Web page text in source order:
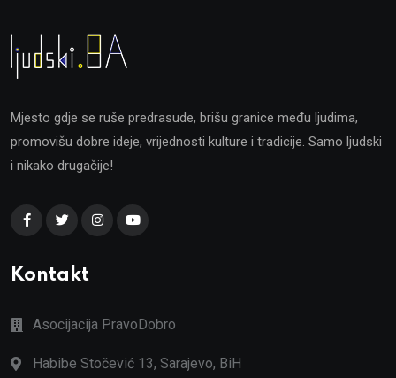
Mjesto gdje se ruše predrasude, brišu granice među ljudima,
promovišu dobre ideje, vrijednosti kulture i tradicije. Samo ljudski
i nikako drugačije!
Kontakt
Asocijacija PravoDobro
Habibe Stočević 13, Sarajevo, BiH